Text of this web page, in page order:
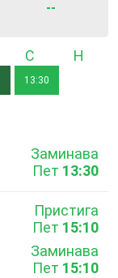
--
Събота
13:30
Заминава
Пет 13:30
Пристига
Пет 15:10
Заминава
Пет 15:10